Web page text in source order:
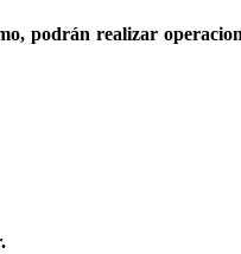
podrán realizar